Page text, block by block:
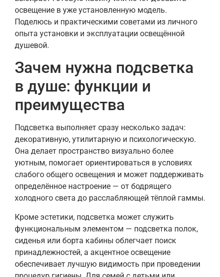
освещение в уже установленную модель.
Поделюсь и практическими советами из личного
опыта установки и эксплуатации освещённой
душевой.
Зачем нужна подсветка
в душе: функции и
преимущества
Подсветка выполняет сразу несколько задач:
декоративную, утилитарную и психологическую.
Она делает пространство визуально более
уютным, помогает ориентироваться в условиях
слабого общего освещения и может поддерживать
определённое настроение — от бодрящего
холодного света до расслабляющей тёплой гаммы.
Кроме эстетики, подсветка может служить
функциональным элементом — подсветка полок,
сиденья или борта кабины облегчает поиск
принадлежностей, а акцентное освещение
обеспечивает лучшую видимость при проведении